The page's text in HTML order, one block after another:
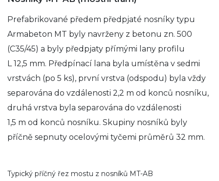
Prefabrikované předem předpjaté nosníky typu
Armabeton MT byly navrženy z betonu zn. 500
(C35/45) a byly předpjaty přímými lany profilu
L 12,5 mm. Předpínací lana byla umístěna v sedmi
vrstvách (po 5 ks), první vrst­va (odspodu) byla vždy
separována do vzdálenosti 2,2 m od konců nosníku,
druhá vrstva byla separována do vzdálenosti
1,5 m od konců nosníku. Skupiny nosníků byly
příčně sepnuty ocelovými tyčemi průměrů 32 mm.
Typický příčný řez mostu z nosníků MT-AB